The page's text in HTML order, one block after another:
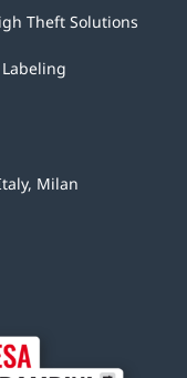
Theft Solutions
Milan